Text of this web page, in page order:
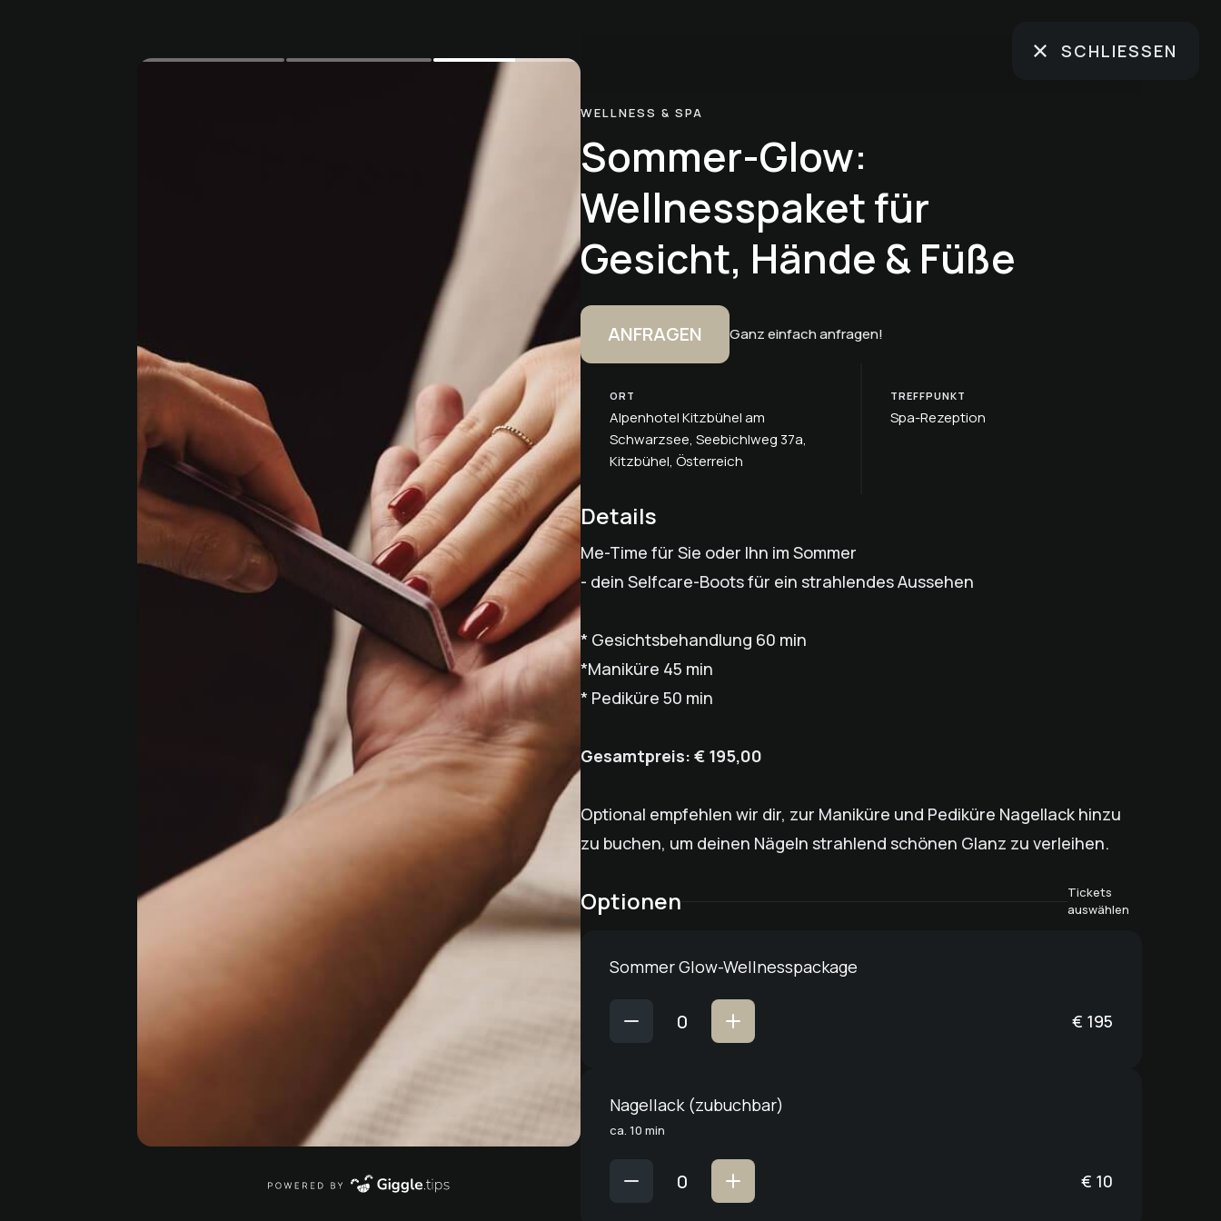
SCHLIESSEN
WELLNESS & SPA
Sommer-Glow:
Wellnesspaket für
Gesicht, Hände & Füße
ANFRAGEN Ganz einfach anfragen!
ORT
Alpenhotel Kitzbühel am
Schwarzsee, Seebichlweg 37a,
Kitzbühel, Österreich
TREFFPUNKT
Spa-Rezeption
Details
Me-Time für Sie oder Ihn im Sommer
- dein Selfcare-Boots für ein strahlendes Aussehen
* Gesichtsbehandlung 60 min
*Maniküre 45 min
* Pediküre 50 min
Gesamtpreis: € 195,00
Optional empfehlen wir dir, zur Maniküre und Pediküre Nagellack hinzu
zu buchen, um deinen Nägeln strahlend schönen Glanz zu verleihen.
Optionen
Tickets
auswählen
Sommer Glow-Wellnesspackage
€ 195
Nagellack (zubuchbar)
ca. 10 min
€ 10